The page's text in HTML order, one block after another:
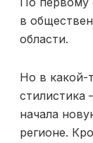
в
области.
Но в какой-
стилистика
начала
регионе.